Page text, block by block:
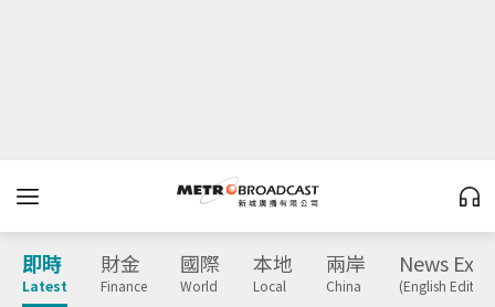
即時
Latest
財金
Finance
國際
World
本地
Local
兩岸
China
News
(English